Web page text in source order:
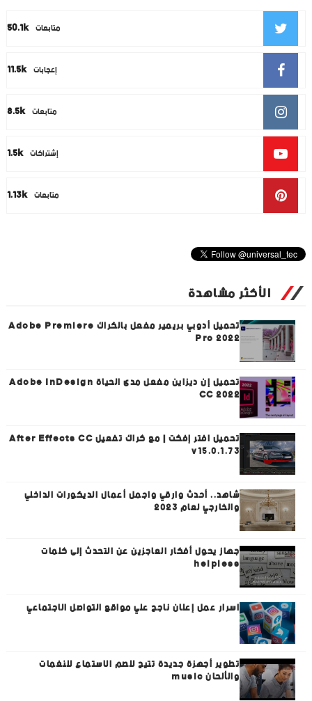
50.1k متابعات
11.5k إعجابات
8.5k متابعات
1.5k إشتراكات
1.13k متابعات
الأكثر مشاهدة
تحميل أدوبي بريمير مفعل بالكراك Adobe Premiere
Pro 2022
تحميل إن ديزاين مفعل مدى الحياة Adobe InDesign
CC 2022
تحميل افتر إفكت | مع كراك تفعيل After Effects CC
v15.0.1.73
شاهد.. أحدث وارقي واجمل أعمال الديكورات الداخلي
والخارجي لعام 2023
جهاز يحول أفكار العاجزين عن التحدث إلى كلمات
helpless
اسرار عمل إعلان ناجح علي مواقع التواصل الاجتماعي
تطوير أجهزة جديدة تتيح للصم الاستماع للنغمات
والألحان music